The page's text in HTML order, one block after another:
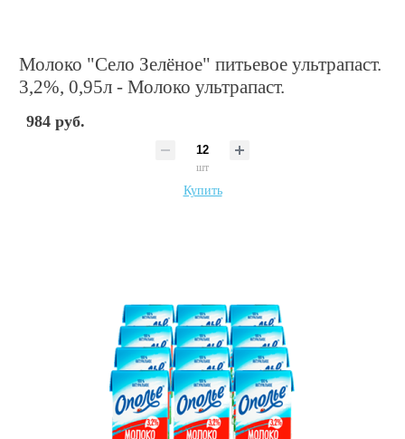
Молоко "Село Зелёное" питьевое ультрапаст.
3,2%, 0,95л - Молоко ультрапаст.
984 руб.
шт
Купить